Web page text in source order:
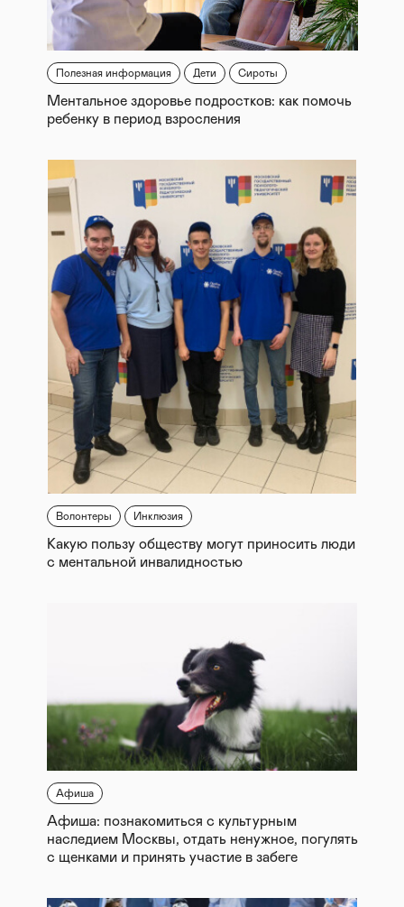
Полезная информация Дети Сироты
Ментальное здоровье подростков: как помочь
ребенку в период взросления
Волонтеры Инклюзия
Какую пользу обществу могут приносить люди
с ментальной инвалидностью
Афиша
Афиша: познакомиться с культурным
наследием Москвы, отдать ненужное, погулять
с щенками и принять участие в забеге